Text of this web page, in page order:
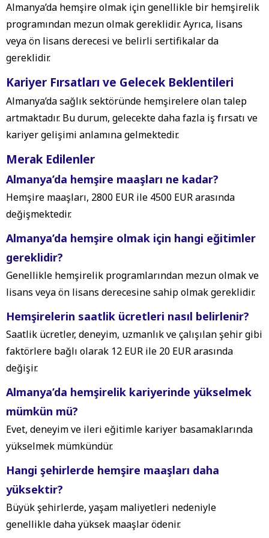
Almanya’da hemşire olmak için genellikle bir hemşirelik
programından mezun olmak gereklidir. Ayrıca, lisans
veya ön lisans derecesi ve belirli sertifikalar da
gereklidir.
Kariyer Fırsatları ve Gelecek Beklentileri
Almanya’da sağlık sektöründe hemşirelere olan talep
artmaktadır. Bu durum, gelecekte daha fazla iş fırsatı ve
kariyer gelişimi anlamına gelmektedir.
Merak Edilenler
Almanya’da hemşire maaşları ne kadar?
Hemşire maaşları, 2800 EUR ile 4500 EUR arasında
değişmektedir.
Almanya’da hemşire olmak için hangi eğitimler
gereklidir?
Genellikle hemşirelik programlarından mezun olmak ve
lisans veya ön lisans derecesine sahip olmak gereklidir.
Hemşirelerin saatlik ücretleri nasıl belirlenir?
Saatlik ücretler, deneyim, uzmanlık ve çalışılan şehir gibi
faktörlere bağlı olarak 12 EUR ile 20 EUR arasında
değişir.
Almanya’da hemşirelik kariyerinde yükselmek
mümkün mü?
Evet, deneyim ve ileri eğitimle kariyer basamaklarında
yükselmek mümkündür.
Hangi şehirlerde hemşire maaşları daha
yüksektir?
Büyük şehirlerde, yaşam maliyetleri nedeniyle
genellikle daha yüksek maaşlar ödenir.